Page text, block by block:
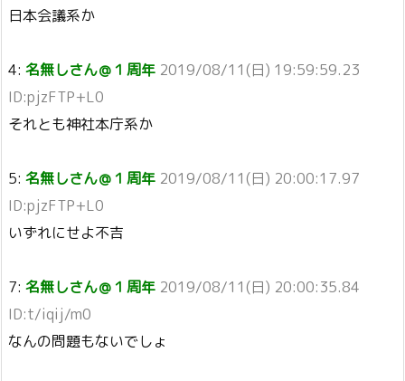
日本会議系か
4: 名無しさん＠１周年 2019/08/11(日) 19:59:59.23
ID:pjzFTP+L0
それとも神社本庁系か
5: 名無しさん＠１周年 2019/08/11(日) 20:00:17.97
ID:pjzFTP+L0
いずれにせよ不吉
7: 名無しさん＠１周年 2019/08/11(日) 20:00:35.84
ID:t/iqij/m0
なんの問題もないでしょ